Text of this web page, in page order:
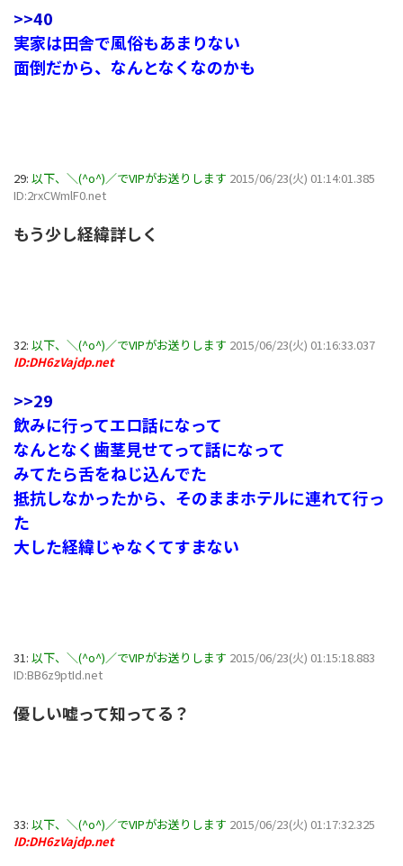
>>40
実家は田舎で風俗もあまりない
面倒だから、なんとなくなのかも
29: 以下、＼(^o^)／でVIPがお送りします 2015/06/23(火) 01:14:01.385
ID:2rxCWmlF0.net
もう少し経緯詳しく
32: 以下、＼(^o^)／でVIPがお送りします 2015/06/23(火) 01:16:33.037
ID:DH6zVajdp.net
>>29
飲みに行ってエロ話になって
なんとなく歯茎見せてって話になって
みてたら舌をねじ込んでた
抵抗しなかったから、そのままホテルに連れて行っ
た
大した経緯じゃなくてすまない
31: 以下、＼(^o^)／でVIPがお送りします 2015/06/23(火) 01:15:18.883
ID:BB6z9ptId.net
優しい嘘って知ってる？
33: 以下、＼(^o^)／でVIPがお送りします 2015/06/23(火) 01:17:32.325
ID:DH6zVajdp.net